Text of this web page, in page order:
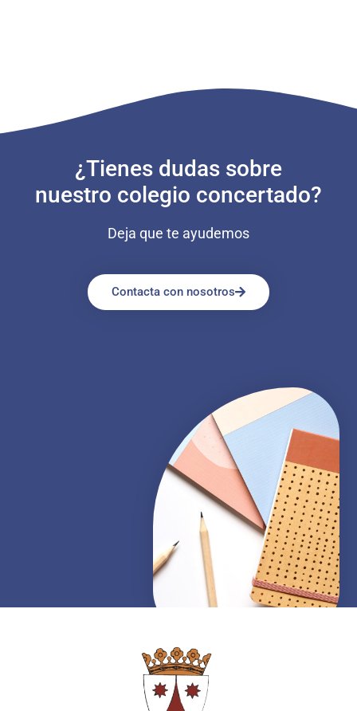
¿Tienes dudas sobre
nuestro colegio concertado?
Deja que te ayudemos
Contacta con nosotros